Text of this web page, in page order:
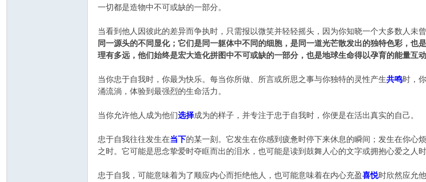
一切都是造物中不可或缺的一部分。
当看到他人因彼此的差异而争执时，只需报以微笑并轻轻摇头，因为你知晓一个大多数人未
同一源头的不同显化；它们是同一躯体中不同的细胞，是同一道光芒散发出的独特色彩，
理有多远，他们始终是宏大造化拼图中不可或缺的一部分，也是地球生命得以孕育的能量互
当你忠于自我时，你最为快乐。每当你所做、所言或所思之事与你独特的灵性产生共鸣时，
涌流淌，体验到最强烈的生命活力。
当你允许他人成为他们选择成为的样子，并专注于忠于自我时，你便是在活出真实的自己。
忠于自我往往发生在当下的某一刻。它发生在你感到疲惫时停下来休息的瞬间；发生在你心
之时。它可能是思念挚爱时夺眶而出的泪水，也可能是读到鼓舞人心的文字或拥抱心爱之人
忠于自我，可能意味着为了顺应内心而拒绝他人，也可能意味着在内心充盈喜悦时欣然应允